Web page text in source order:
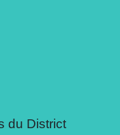
du District